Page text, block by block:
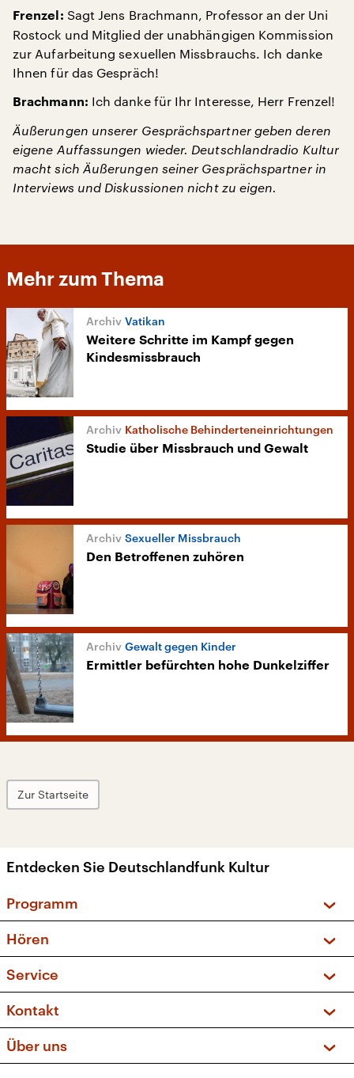
Frenzel: Sagt Jens Brachmann, Professor an der Uni
Rostock und Mitglied der unabhängigen Kommission
zur Aufarbeitung sexuellen Missbrauchs. Ich danke
Ihnen für das Gespräch!
Brachmann: Ich danke für Ihr Interesse, Herr Frenzel!
Äußerungen unserer Gesprächspartner geben deren
eigene Auffassungen wieder. Deutschlandradio Kultur
macht sich Äußerungen seiner Gesprächspartner in
Interviews und Diskussionen nicht zu eigen.
Mehr zum Thema
Vatikan
Weitere Schritte im Kampf gegen
Kindesmissbrauch
Katholische Behinderteneinrichtungen
Studie über Missbrauch und Gewalt
Sexueller Missbrauch
Den Betroffenen zuhören
Gewalt gegen Kinder
Ermittler befürchten hohe Dunkelziffer
Zur Startseite
Entdecken Sie Deutschlandfunk Kultur
Programm
Sendungen und Podcasts
Musikliste
Kakadu – Das Kinderprogramm
Hören
Frequenzen (UKW + DAB+)
Service
FAQ
Apps
Newsletter
Kontakt
Social Media
Über uns